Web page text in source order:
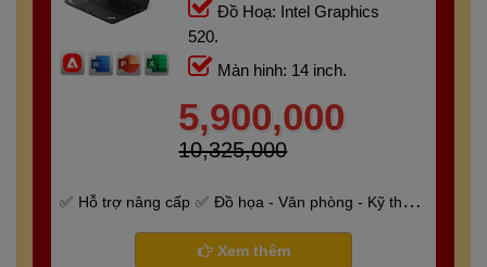
Đồ Hoạ: Intel Graphics
520.
Màn hinh: 14 inch.
5,900,000
10,325,000
Hỗ trợ nâng cấp
Đồ họa - Văn phòng - Kỹ thuật
Xem thêm